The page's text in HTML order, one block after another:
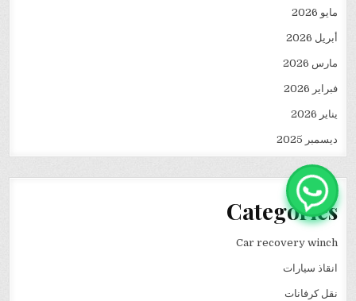
مايو 2026
أبريل 2026
مارس 2026
فبراير 2026
يناير 2026
ديسمبر 2025
Categories
Car recovery winch
انقاذ سيارات
نقل كرفانات